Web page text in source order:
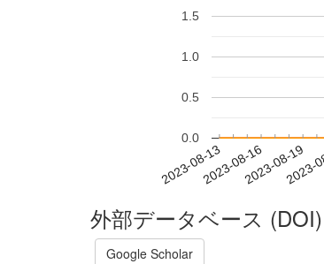
2023-08-132023-08-162023-08-19
0.0
0.5
1.0
1.5
外部データベース (DOI)
Google Scholar